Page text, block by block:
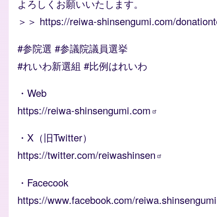
よろしくお願いいたします。
＞＞ https://reiwa-shinsengumi.com/
#参院選 #参議院議員選挙
#れいわ新選組 #比例はれいわ
・Web
https://reiwa-shinsengumi.com
・X（旧Twitter）
https://twitter.com/reiwashinsen
・Facecook
https://www.facebook.com/reiwa.shinsengumi